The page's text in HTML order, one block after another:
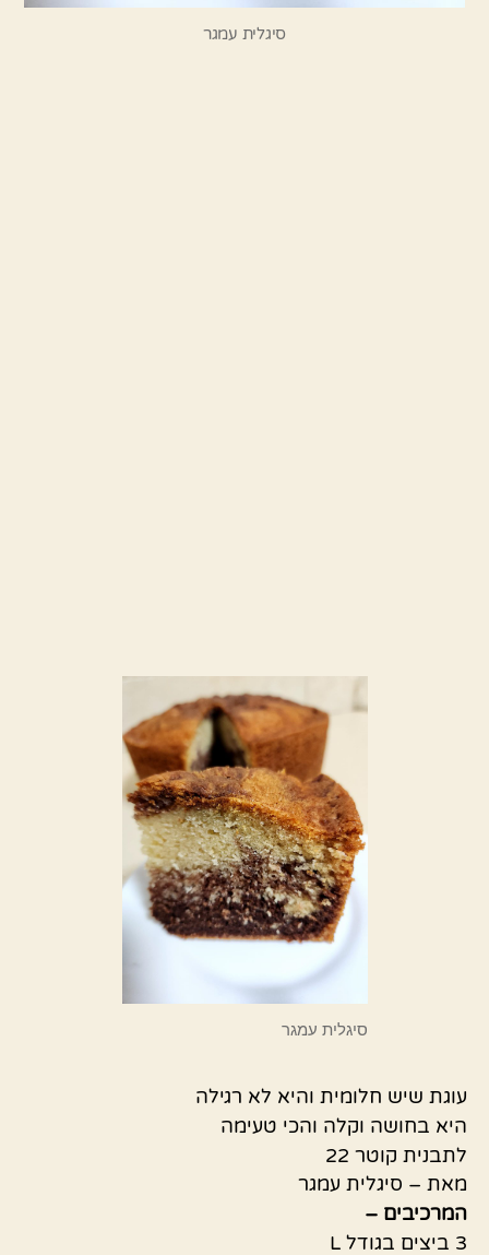
סיגלית עמגר
סיגלית עמגר
עוגת שיש חלומית והיא לא רגילה
היא בחושה וקלה והכי טעימה
לתבנית קוטר 22
מאת – סיגלית עמגר
המרכיבים –
3 ביצים בגודל L